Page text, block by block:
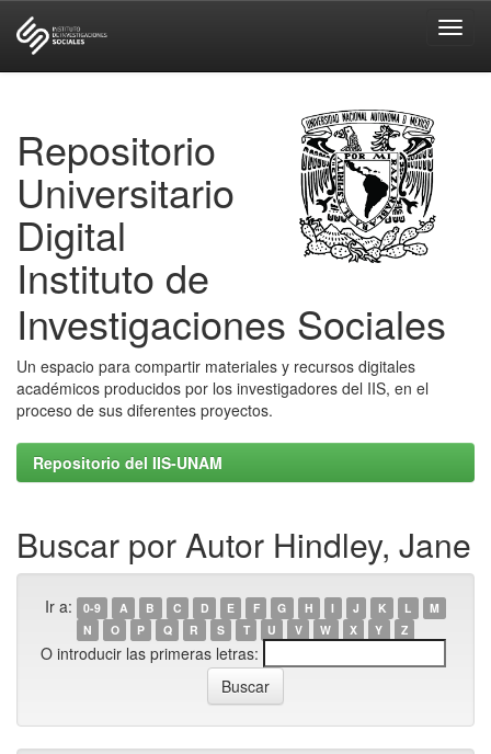
Repositorio
Universitario
Digital
Instituto de
Investigaciones Sociales
Un espacio para compartir materiales y recursos digitales
académicos producidos por los investigadores del IIS, en el
proceso de sus diferentes proyectos.
Repositorio del IIS-UNAM
Buscar por Autor Hindley, Jane
Ir a: 0-9 A B C D E F G H I J K L
M
N
O P Q R S T U V W X Y Z
O introducir las primeras letras: